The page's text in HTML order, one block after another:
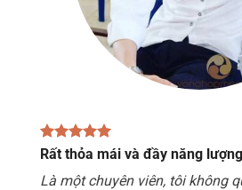
Rất thỏa mái và đầy năng lượng
Là một chuyên viên, tôi không